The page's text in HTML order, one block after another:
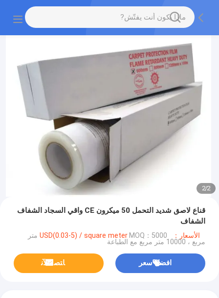
2
/
2
قناع لاصق شديد التحمل 50 ميكرون CE واقي السجاد الشفاف
الشفاف
الأسعار：USD(0.03-5) / square meter MOQ：5000 متر
مربع ، 10000 متر مربع مع الطباعة
افضل سعر ﺎﺘﺼﻟ ﺍﻶﻧ